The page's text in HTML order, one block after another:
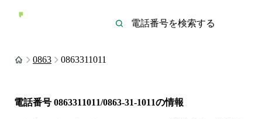
0863 0863311011
電話番号 0863311011/0863-31-1011の情報